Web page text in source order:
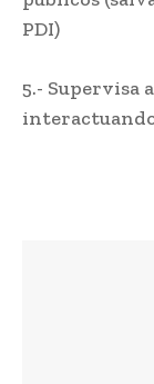
PDI)
5.- Supervisa